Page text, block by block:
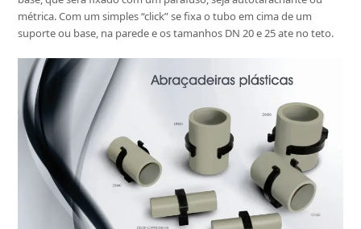
métrica. Com um simples “click” se fixa o tubo em cima de um
suporte ou base, na parede e os tamanhos DN 20 e 25 ate no teto.